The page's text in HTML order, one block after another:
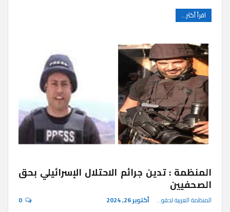
اقرأ أكثر...
المنظمة : تدين جرائم الاحتلال الإسرائيلي بحق
الصحفيين
المنظمة العربية لحقوق الإنسان أكتوبر 26, 2024